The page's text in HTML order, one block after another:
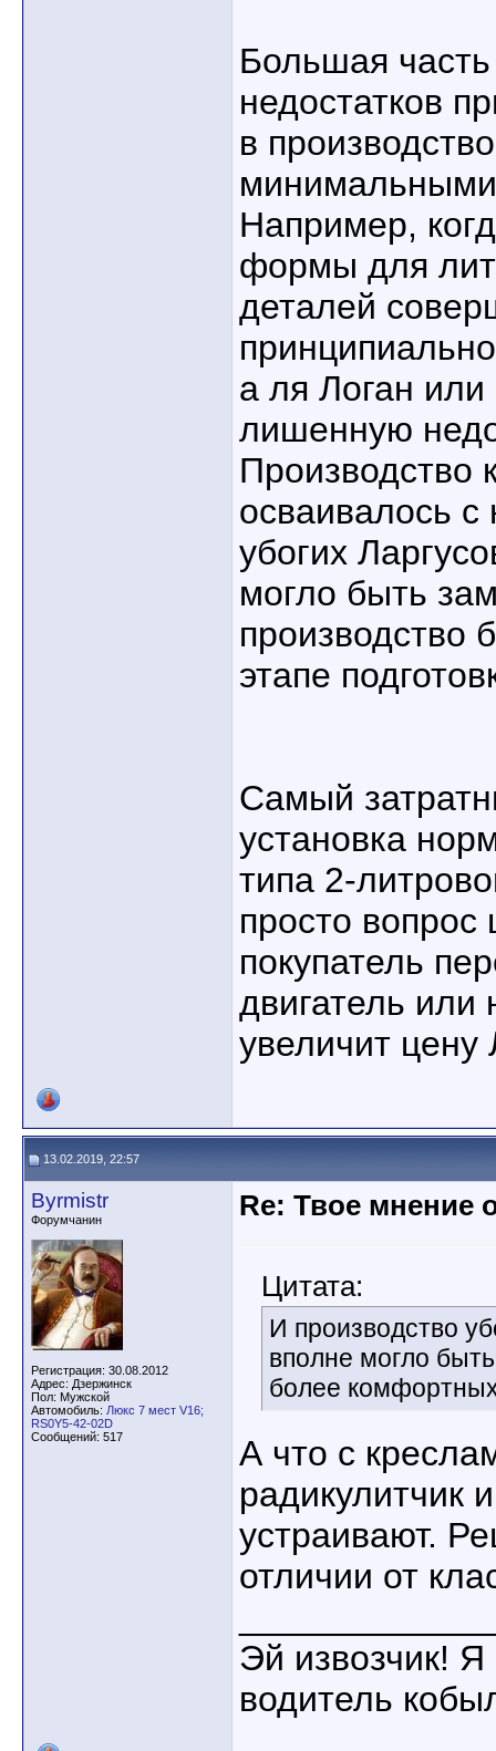
Большая
недостатков
в
Например,
формы для
деталей
а ля Логан
лишенную
Производство
осваивалось с
убогих
могло быть
производство
этапе
Самый
установка
типа 2-
просто вопрос
покупатель
двигатель или
увеличит
13.02.2019, 22:57
Byrmistr
Форумчанин
Регистрация: 30.08.2012
Адрес: Дзержинск
Пол: Мужской
Автомобиль: Люкс 7 мест V16;
RS0Y5-42-02D
Сообщений: 517
Re: Твое мнение
Цитата:
И производство
вполне могло
более
А что с
радикулитчик
устраивают.
отличии от
Эй извозчик! Я
водитель